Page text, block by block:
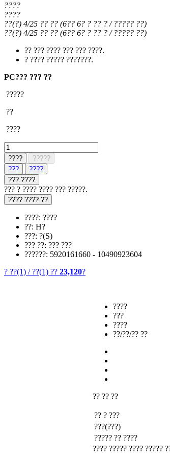
????
????
??(?) 4/25 ?? ?? (6?? 6? ? ?? ? / ????? ??)
??(?) 4/25 ?? ?? (6?? 6? ? ?? ? / ????? ??)
?? ??? ???? ??? ??? ????.
? ???? ????? ???????.
PC??? ??? ??
?????
??
????
????
?????
???
????
??? ????
??? ? ???? ???? ??? ?????.
???? ???? ??
????: ????
??: H?
???: ?(S)
??? ??: ??? ???
??????: 5920161660 - 10490923604
? ??(1) / ??(1) ?? 23,120?
????
???
????
??/??/?? ??
?? ?? ??
?? ? ???
???(???)
????? ?? ????
???? ????? ???? ?????